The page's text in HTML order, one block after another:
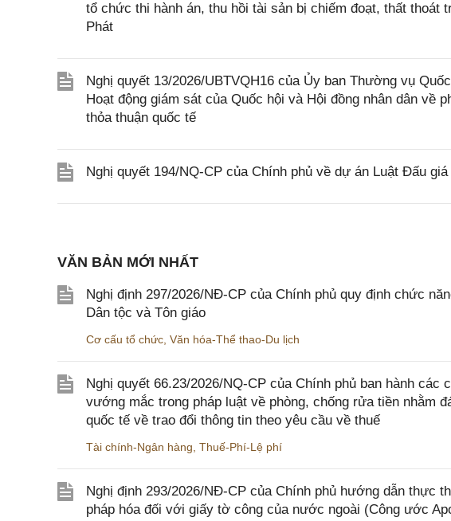
tổ chức thi hành án, thu hồi tài sản bị chiếm đoạt, thất thoát
Phát
Nghị quyết 13/2026/UBTVQH16 của Ủy ban Thường vụ
Hoạt động giám sát của Quốc hội và Hội đồng nhân dân về
thỏa thuận quốc tế
Nghị quyết 194/NQ-CP của Chính phủ về dự án Luật Đấu
VĂN BẢN MỚI NHẤT
Nghị định 297/2026/NĐ-CP của Chính phủ quy định chức
Dân tộc và Tôn giáo
Cơ cấu tổ chức Văn hóa-Thể thao-Du lịch
Nghị quyết 66.23/2026/NQ-CP của Chính phủ ban hành
vướng mắc trong pháp luật về phòng, chống rửa tiền nhằm
quốc tế về trao đổi thông tin theo yêu cầu về thuế
Tài chính-Ngân hàng Thuế-Phí-Lệ phí
Nghị định 293/2026/NĐ-CP của Chính phủ hướng dẫn thực
pháp hóa đối với giấy tờ công của nước ngoài (Công ước